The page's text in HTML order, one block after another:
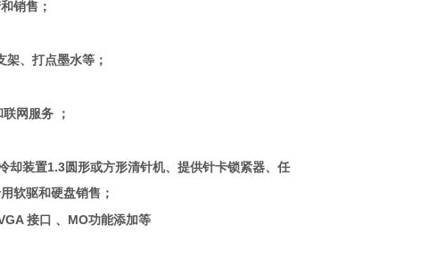
销售；
、打点墨水等；
网服务 ；
却装置1.3圆形或方形清针机、提供针卡锁紧器、任
软驱和硬盘销售；
接口 、MO功能添加等